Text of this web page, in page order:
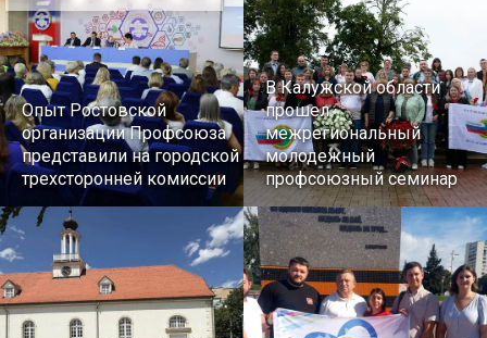
Опыт Ростовской
организации Профсоюза
представили на городской
трехсторонней комиссии
В Калужской области
прошел
межрегиональный
молодежный
профсоюзный семинар